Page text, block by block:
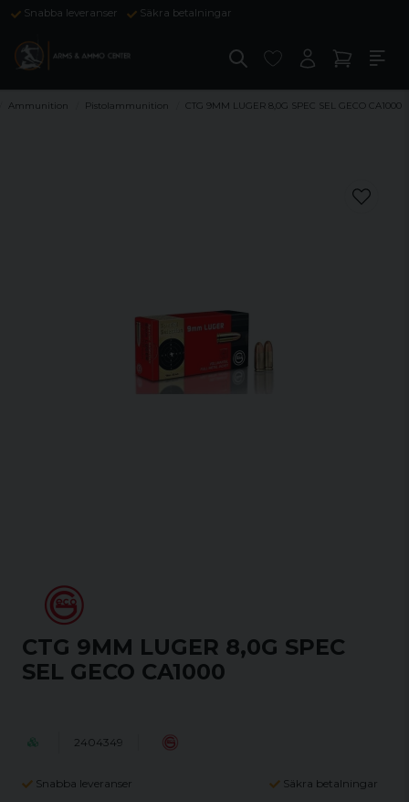
Snabba leveranser Säkra betalningar
Ammunition Pistolammunition CTG 9MM LUGER 8,0G SPEC SEL GECO CA1000
CTG 9MM LUGER 8,0G SPEC
SEL GECO CA1000
2404349
Snabba leveranser Säkra betalningar